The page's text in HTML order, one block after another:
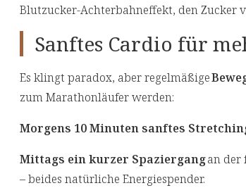
Blutzucker-Achterbahneffekt, den Zucker
Sanftes Cardio für
Es klingt paradox, aber regelmäßige
zum Marathonläufer werden:
Morgens 10 Minuten sanftes
Mittags ein kurzer Spaziergangan der
– beides natürliche Energiespender.